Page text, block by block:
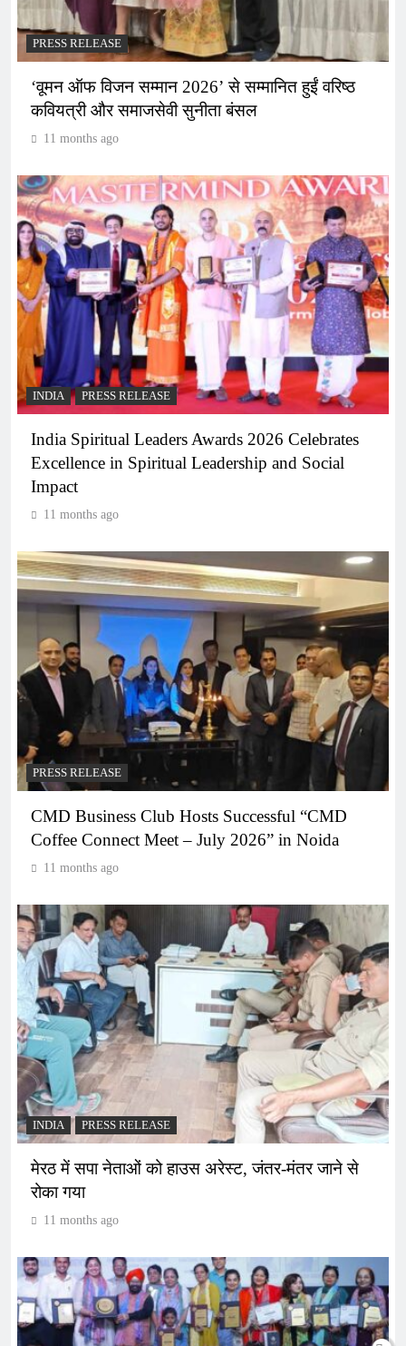
PRESS RELEASE
‘वूमन ऑफ विजन सम्मान 2026’ से सम्मानित हुईं वरिष्ठ
कवियत्री और समाजसेवी सुनीता बंसल
11 months ago
INDIA PRESS RELEASE
India Spiritual Leaders Awards 2026 Celebrates
Excellence in Spiritual Leadership and Social
Impact
11 months ago
PRESS RELEASE
CMD Business Club Hosts Successful “CMD
Coffee Connect Meet – July 2026” in Noida
11 months ago
INDIA PRESS RELEASE
मेरठ में सपा नेताओं को हाउस अरेस्ट, जंतर-मंतर जाने से
रोका गया
11 months ago